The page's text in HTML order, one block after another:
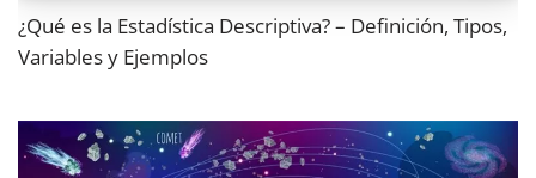
¿Qué es la Estadística Descriptiva? – Definición, Tipos,
Variables y Ejemplos